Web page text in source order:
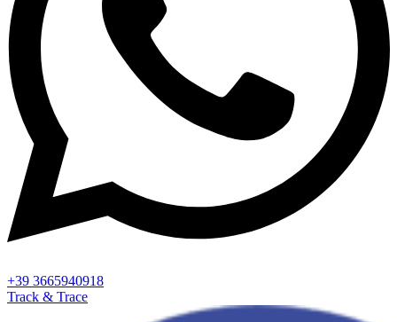
+39 3665940918
Track & Trace